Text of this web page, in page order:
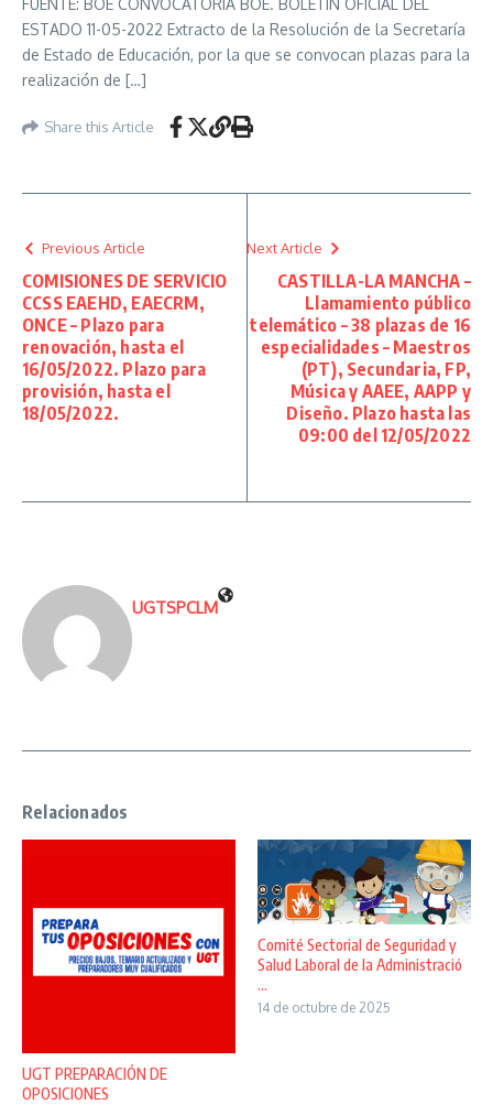
FUENTE: BOE CONVOCATORIA BOE. BOLETÍN OFICIAL DEL
ESTADO 11-05-2022 Extracto de la Resolución de la Secretaría
de Estado de Educación, por la que se convocan plazas para la
realización de […]
Share this Article
Previous Article
COMISIONES DE SERVICIO
CCSS EAEHD, EAECRM,
ONCE – Plazo para
renovación, hasta el
16/05/2022. Plazo para
provisión, hasta el
18/05/2022.
Next Article
CASTILLA-LA MANCHA –
Llamamiento público
telemático – 38 plazas de 16
especialidades – Maestros
(PT), Secundaria, FP,
Música y AAEE, AAPP y
Diseño. Plazo hasta las
09:00 del 12/05/2022
UGTSPCLM
Relacionados
UGT PREPARACIÓN DE
OPOSICIONES
Comité Sectorial de Seguridad y
Salud Laboral de la Administració
...
14 de octubre de 2025